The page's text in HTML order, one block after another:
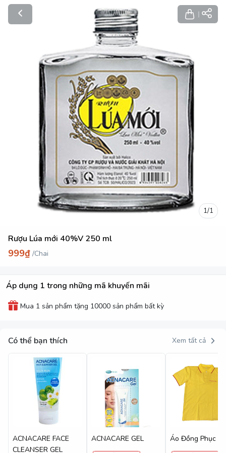
1/1
Rượu Lúa mới 40%V 250 ml
999₫ /Chai
Áp dụng 1 trong những mã khuyến mãi
Mua 1 sản phẩm tặng 10000 sản phẩm bất kỳ
Có thể bạn thích Xem tất cả
ACNACARE FACE
CLEANSER GEL
ACNACARE GEL Áo Đồng Phục